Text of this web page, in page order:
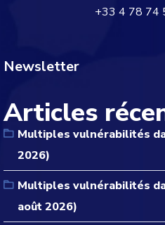
+33 4 78 74
Newsletter
Articles
Multiples vulnérabilités
2026)
Multiples vulnérabilités
août 2026)